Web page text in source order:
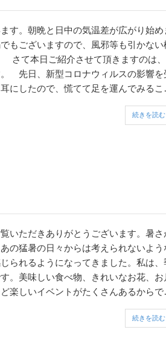
す。朝晩と日中の気温差が広がり始め
もございますので、風邪等も引かない
さて本日ご紹介させて頂きますのは、
。 先日、新型コロナウィルスの影響を
にしたので、慌てて足を運んでみるこ
続きを読む
いただきありがとうございます。暑さ
の猛暑の日々からは考えられないよう
られるようになってきました。私は、
。美味しい食べ物、きれいなお花、お
楽しいイベントがたくさんあるからで
続きを読む